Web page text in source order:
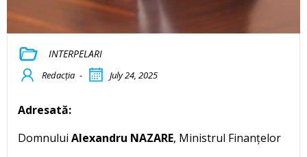
INTERPELARI
Redacția - July 24, 2025
Adresată:
Domnului Alexandru NAZARE, Ministrul Finanțelor